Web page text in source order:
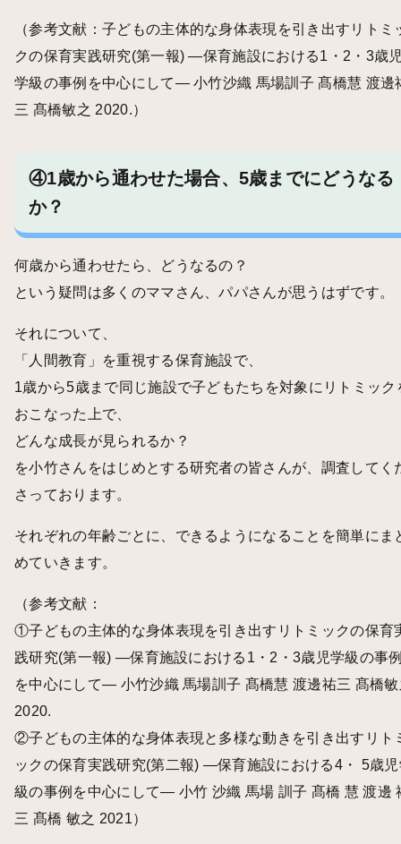
（参考文献： 子どもの主体的な身体表現を引き出すリトミ
クの保育実践研究(第一報) ―保育施設における1・2・3歳
学級の事例を中心にして― 小竹沙織 馬場訓子 髙橋慧 渡邊
三 髙橋敏之 2020.）
④1歳から通わせた場合、5歳までにどうなる
か？
何歳から通わせたら、どうなるの？
という疑問は多くのママさん、パパさんが思うはずです。
それについて、
「人間教育」を重視する保育施設で、
1歳から5歳まで同じ施設で子どもたちを対象にリトミック
おこなった上で、
どんな成長が見られるか？
を小竹さんをはじめとする研究者の皆さんが、調査してく
さっております。
それぞれの年齢ごとに、できるようになることを簡単にま
めていきます。
（参考文献：
①子どもの主体的な身体表現を引き出すリトミックの保育
践研究(第一報) ―保育施設における1・2・3歳児学級の事
を中心にして― 小竹沙織 馬場訓子 髙橋慧 渡邊祐三 髙橋
2020.
②子どもの主体的な身体表現と多様な動きを引き出すリト
ックの保育実践研究(第二報) ―保育施設における4・ 5歳
級の事例を中心にして― 小竹 沙織 馬場 訓子 髙橋 慧 渡邊
三 髙橋 敏之 2021）